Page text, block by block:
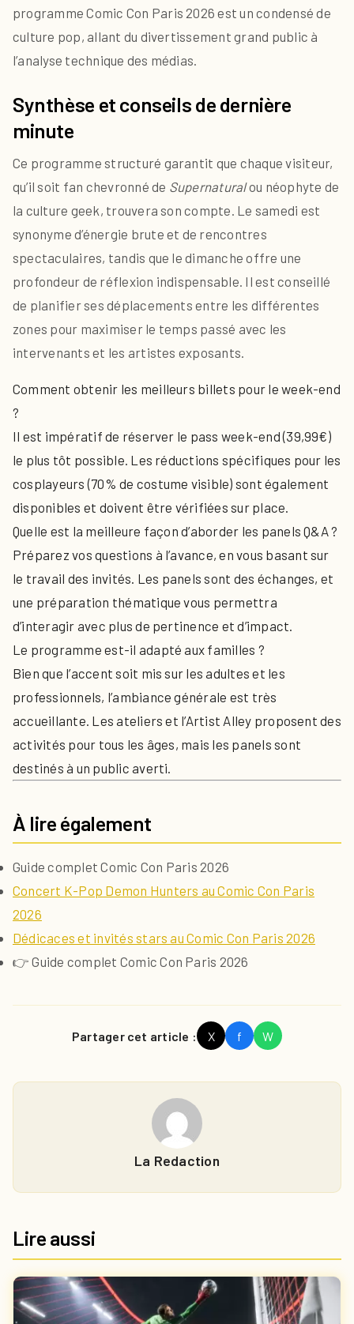
programme Comic Con Paris 2026 est un condensé de
culture pop, allant du divertissement grand public à
l’analyse technique des médias.
Synthèse et conseils de dernière
minute
Ce programme structuré garantit que chaque visiteur,
qu’il soit fan chevronné de Supernaturalou néophyte de
la culture geek, trouvera son compte. Le samedi est
synonyme d’énergie brute et de rencontres
spectaculaires, tandis que le dimanche offre une
profondeur de réflexion indispensable. Il est conseillé
de planifier ses déplacements entre les différentes
zones pour maximiser le temps passé avec les
intervenants et les artistes exposants.
Comment obtenir les meilleurs billets pour le week-end
?
Il est impératif de réserver le pass week-end (39,99€)
le plus tôt possible. Les réductions spécifiques pour les
cosplayeurs (70% de costume visible) sont également
disponibles et doivent être vérifiées sur place.
Quelle est la meilleure façon d’aborder les panels Q&A ?
Préparez vos questions à l’avance, en vous basant sur
le travail des invités. Les panels sont des échanges, et
une préparation thématique vous permettra
d’interagir avec plus de pertinence et d’impact.
Le programme est-il adapté aux familles ?
Bien que l’accent soit mis sur les adultes et les
professionnels, l’ambiance générale est très
accueillante. Les ateliers et l’Artist Alley proposent des
activités pour tous les âges, mais les panels sont
destinés à un public averti.
À lire également
Guide complet Comic Con Paris 2026
Concert K-Pop Demon Hunters au Comic Con Paris
2026
Dédicaces et invités stars au Comic Con Paris 2026
👉 Guide complet Comic Con Paris 2026
Partager cet article : X f W
La Redaction
Lire aussi